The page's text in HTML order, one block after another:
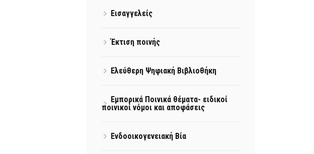
Εισαγγελείς
Έκτιση ποινής
Ελεύθερη Ψηφιακή Βιβλιοθήκη
Εμπορικά Ποινικά θέματα- ειδικοί
ποινικοί νόμοι και αποφάσεις
Ενδοοικογενειακή Βία